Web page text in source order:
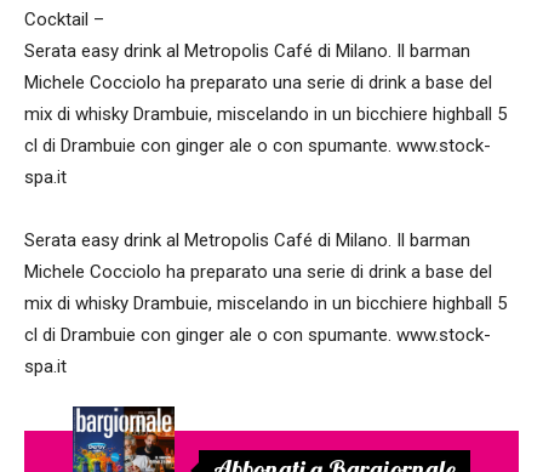
Cocktail –
Serata easy drink al Metropolis Café di Milano. Il barman
Michele Cocciolo ha preparato una serie di drink a base del
mix di whisky Drambuie, miscelando in un bicchiere highball 5
cl di Drambuie con ginger ale o con spumante. www.stock-
spa.it
Serata easy drink al Metropolis Café di Milano. Il barman
Michele Cocciolo ha preparato una serie di drink a base del
mix di whisky Drambuie, miscelando in un bicchiere highball 5
cl di Drambuie con ginger ale o con spumante. www.stock-
spa.it